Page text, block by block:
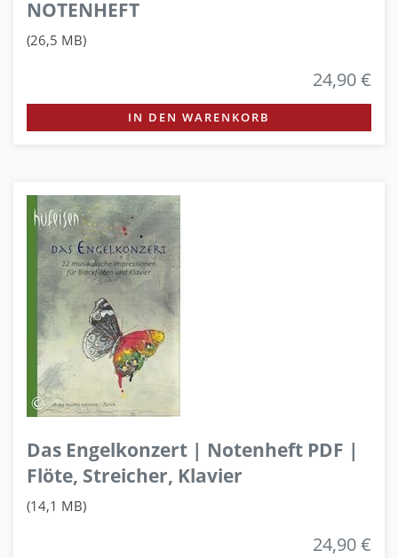
NOTENHEFT
(26,5 MB)
24,90 €
IN DEN WARENKORB
Das Engelkonzert | Notenheft PDF |
Flöte, Streicher, Klavier
(14,1 MB)
24,90 €